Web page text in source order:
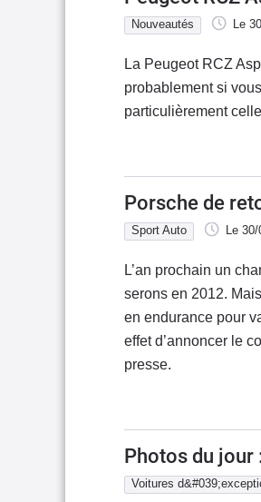
Nouveautés Le
La Peugeot RCZ
probablement si
particulièrement
Porsche de
Sport Auto Le
L’an prochain un
serons en 2012.
en endurance pour
effet d’annoncer le
presse.
Photos du jour
Voitures